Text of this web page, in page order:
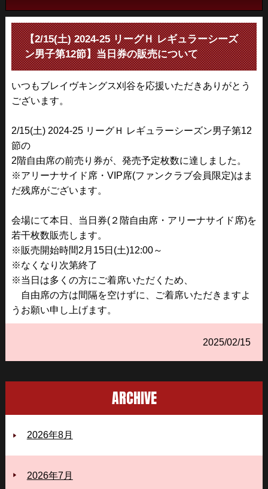
【2/15(土) 2024-25 リーグＨ レギュラーシーズ
ン男子第12節】当日券の販売について
いつもブレイヴキングス刈谷を応援いただきありがとう
ございます。
2/15(土) 2024-25 リーグＨ レギュラーシーズン男子第12
節の
2階自由席の前売り券が、発売予定枚数に達しました。
※アリーナサイド席・VIP席(ファンクラブ会員限定)はま
だ残席がございます。
会場にて本日、当日券(２階自由席・アリーナサイド席)を
若干枚数販売します。
※販売開始時間2月15日(土)12:00～
※なくなり次第終了
※当日は多くの方にご着席いただくため、
自由席の方は間隔を空けずに、ご着席いただきますよ
うお願い申し上げます。
2025/02/15
ARCHIVE
2026年8月
2026年7月